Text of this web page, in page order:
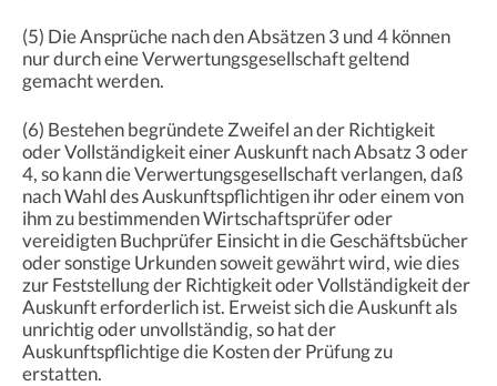
(5) Die Ansprüche nach den Absätzen 3 und 4 können
nur durch eine Verwertungsgesellschaft geltend
gemacht werden.
(6) Bestehen begründete Zweifel an der Richtigkeit
oder Vollständigkeit einer Auskunft nach Absatz 3 oder
4, so kann die Verwertungsgesellschaft verlangen, daß
nach Wahl des Auskunftspflichtigen ihr oder einem von
ihm zu bestimmenden Wirtschaftsprüfer oder
vereidigten Buchprüfer Einsicht in die Geschäftsbücher
oder sonstige Urkunden soweit gewährt wird, wie dies
zur Feststellung der Richtigkeit oder Vollständigkeit der
Auskunft erforderlich ist. Erweist sich die Auskunft als
unrichtig oder unvollständig, so hat der
Auskunftspflichtige die Kosten der Prüfung zu
erstatten.